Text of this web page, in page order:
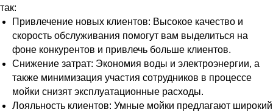
так:
Привлечение новых клиентов: Высокое качество и
скорость обслуживания помогут вам выделиться на
фоне конкурентов и привлечь больше клиентов.
Снижение затрат: Экономия воды и электроэнергии, а
также минимизация участия сотрудников в процессе
мойки снизят эксплуатационные расходы.
Лояльность клиентов: Умные мойки предлагают широкий